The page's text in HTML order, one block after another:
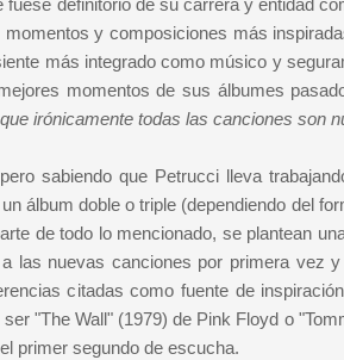
definitorio de su carrera y entidad
y composiciones más
más integrado como músico y
momentos de sus álbumes
irónicamente todas las canciones son
sabiendo que Petrucci lleva
álbum doble o triple (dependiendo del
de todo lo mencionado, se plantean
las nuevas canciones por primera vez
citadas como fuente de
"The Wall" (1979) de Pink Floyd o
primer segundo de escucha.